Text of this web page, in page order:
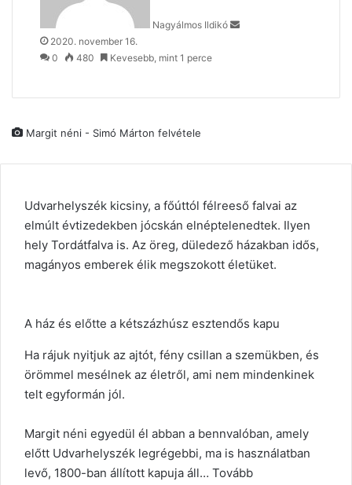
Nagyálmos Ildikó
2020. november 16.
0
480 Kevesebb, mint 1 perce
Margit néni - Simó Márton felvétele
Udvarhelyszék kicsiny, a főúttól félreeső falvai az
elmúlt évtizedekben jócskán elnéptelenedtek. Ilyen
hely Tordátfalva is. Az öreg, düledező házakban idős,
magányos emberek élik megszokott életüket.
A ház és előtte a kétszázhúsz esztendős kapu
Ha rájuk nyitjuk az ajtót, fény csillan a szemükben, és
örömmel mesélnek az életről, ami nem mindenkinek
telt egyformán jól.
Margit néni egyedül él abban a bennvalóban, amely
előtt Udvarhelyszék legrégebbi, ma is használatban
levő, 1800-ban állított kapuja áll… Tovább